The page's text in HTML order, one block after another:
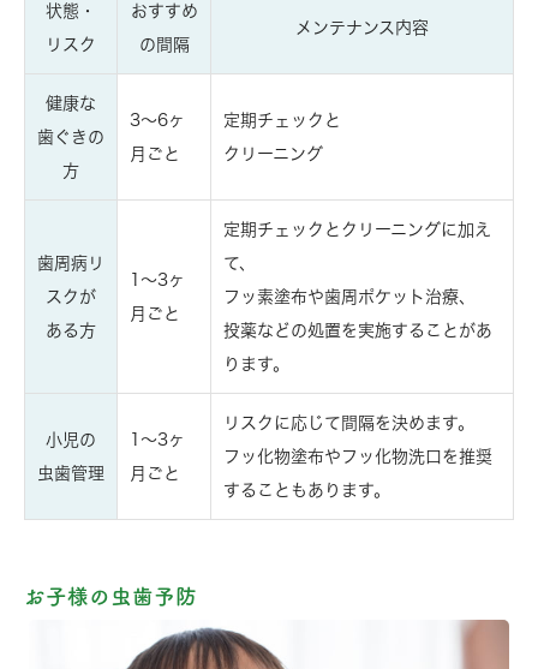
状態・
リスク
おすすめ
の間隔
メンテナンス内容
健康な
歯ぐきの
方
3〜6ヶ
月ごと
定期チェックと
クリーニング
歯周病リ
スクが
ある方
1〜3ヶ
月ごと
定期チェックとクリーニングに加え
て、
フッ素塗布や歯周ポケット治療、
投薬などの処置を実施することがあ
ります。
小児の
虫歯管理
1〜3ヶ
月ごと
リスクに応じて間隔を決めます。
フッ化物塗布やフッ化物洗口を推奨
することもあります。
お子様の虫歯予防